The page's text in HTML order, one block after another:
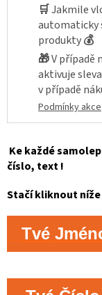
🛒Jakmile
automaticky
produkty💰
🎁V případě
aktivuje
v případě
Podmínky akce
Ke každé
číslo, text !
Stačí kliknout níže
Tvé